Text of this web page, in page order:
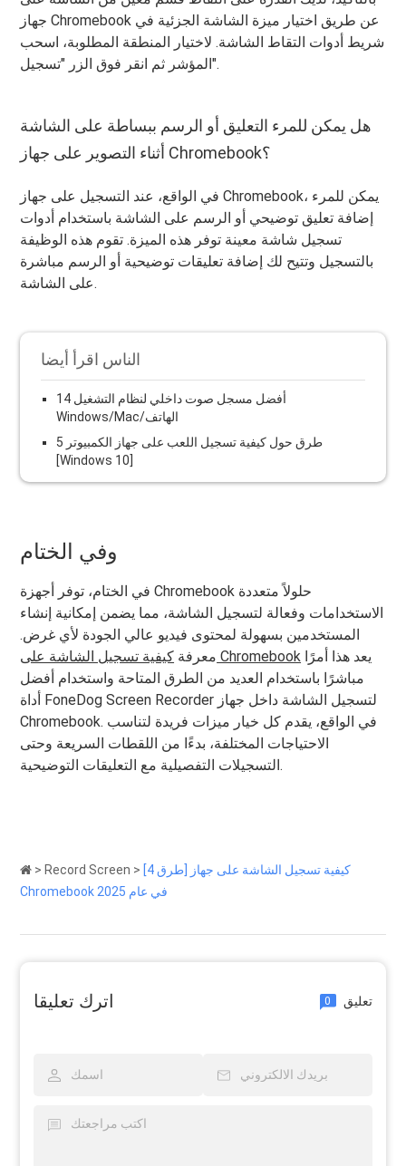
جهاز Chromebook عن طريق اختيار ميزة الشاشة الجزئية في
شريط أدوات التقاط الشاشة. لاختيار المنطقة المطلوبة، اسحب
المؤشر ثم انقر فوق الزر "تسجيل".
هل يمكن للمرء التعليق أو الرسم ببساطة على الشاشة
أثناء التصوير على جهاز Chromebook؟
في الواقع، عند التسجيل على جهاز Chromebook، يمكن للمرء
إضافة تعليق توضيحي أو الرسم على الشاشة باستخدام أدوات
تسجيل شاشة معينة توفر هذه الميزة. تقوم هذه الوظيفة
بالتسجيل وتتيح لك إضافة تعليقات توضيحية أو الرسم مباشرة
على الشاشة.
الناس اقرأ أيضا
14 أفضل مسجل صوت داخلي لنظام التشغيل
Windows/Mac/الهاتف
5 طرق حول كيفية تسجيل اللعب على جهاز الكمبيوتر
[Windows 10]
وفي الختام
في الختام، توفر أجهزة Chromebook حلولاً متعددة
الاستخدامات وفعالة لتسجيل الشاشة، مما يضمن إمكانية إنشاء
المستخدمين بسهولة لمحتوى فيديو عالي الجودة لأي غرض.
معرفة كيفية تسجيل الشاشة على Chromebook
مباشرًا باستخدام العديد من الطرق المتاحة واستخدام أفضل
أداة FoneDog Screen Recorder لتسجيل الشاشة داخل جهاز
Chromebook. في الواقع، يقدم كل خيار ميزات فريدة لتناسب
الاحتياجات المختلفة، بدءًا من اللقطات السريعة وحتى
التسجيلات التفصيلية مع التعليقات التوضيحية.
> Record Screen > [4 طرق] كيفية تسجيل الشاشة على جهاز
Chromebook في عام 2025
اترك تعليقا 0 تعليق